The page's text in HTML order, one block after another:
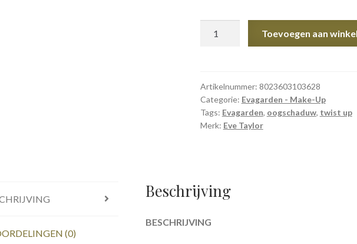
One
Twist
Up
Oogschaduw
Toevoegen aan
Artikelnummer: 8023603103628
Categorie: Evagarden - Make-Up
Tags: Evagarden, oogschaduw, twist up
Merk: Eve Taylor
(0)
Beschrijving
BESCHRIJVING